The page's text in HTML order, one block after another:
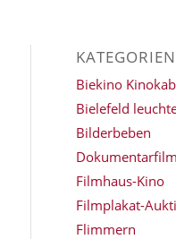
KATEGORIEN
Biekino
Bielefeld
Bilderbeben
Filmhaus-Kino
Filmplakat-
Flimmern